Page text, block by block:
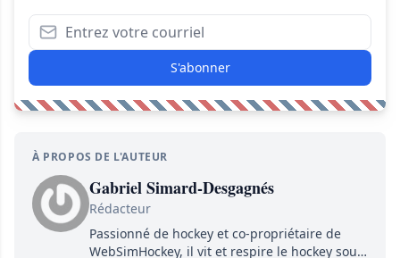
S'abonner
À PROPOS DE L'AUTEUR
Gabriel Simard-Desgagnés
Rédacteur
Passionné de hockey et co-propriétaire de
WebSimHockey, il vit et respire le hockey sous